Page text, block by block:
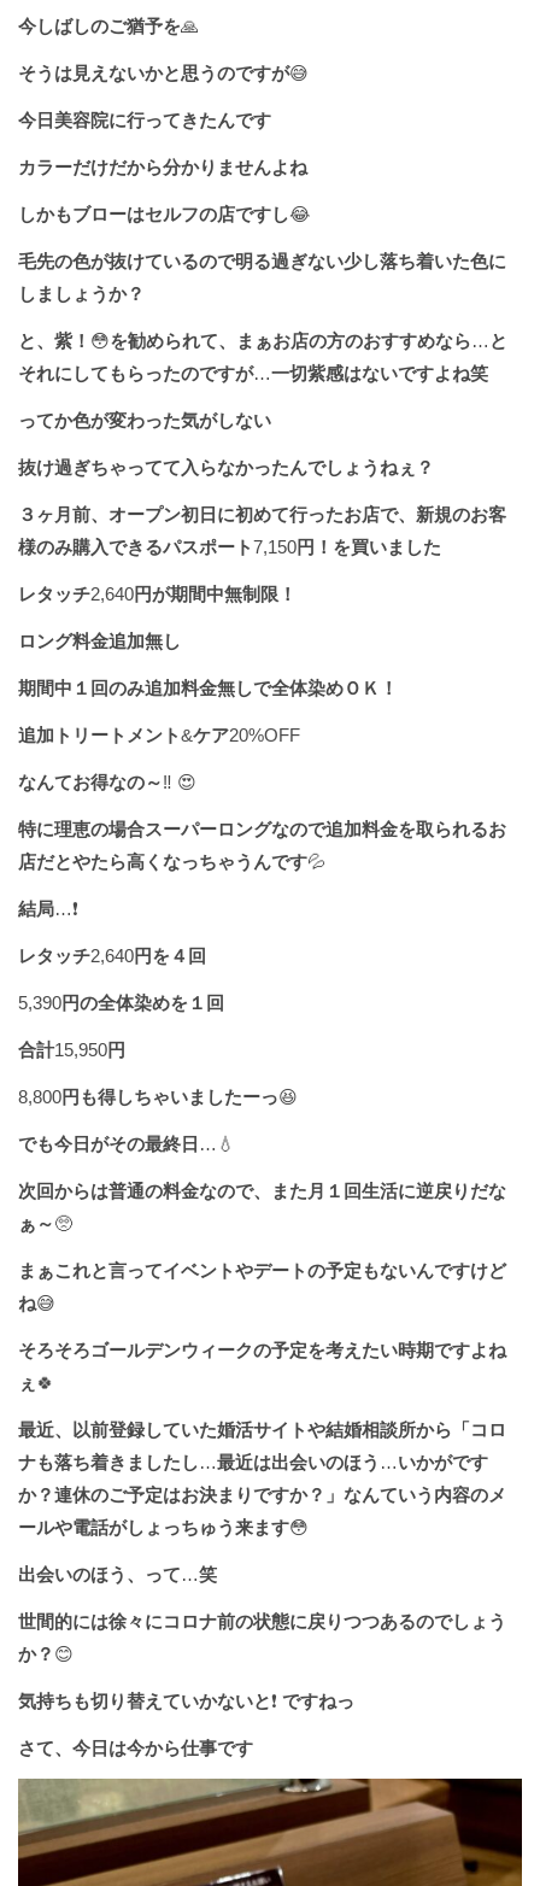
今しばしのご猶予を🙏
そうは見えないかと思うのですが😅
今日美容院に行ってきたんです
カラーだけだから分かりませんよね
しかもブローはセルフの店ですし😂
毛先の色が抜けているので明る過ぎない少し落ち着いた色に
しましょうか？
と、紫！ 😳を勧められて、まぁお店の方のおすすめなら… と
それにしてもらったのですが…一切紫感はないですよね笑
ってか色が変わった気がしない
抜け過ぎちゃってて入らなかったんでしょうねぇ？
３ヶ月前、オープン初日に初めて行ったお店で、新規のお客
様のみ購入できるパスポート7,150円！を買いました
レタッチ2,640円が期間中無制限！
ロング料金追加無し
期間中１回のみ追加料金無しで全体染めＯＫ！
追加トリートメント&ケア20%OFF
なんてお得なの～‼️ 😍
特に理恵の場合スーパーロングなので追加料金を取られるお
店だとやたら高くなっちゃうんです💦
結局…❗️
レタッチ2,640円を４回
5,390円の全体染めを１回
合計15,950円
8,800円も得しちゃいましたーっ😆
でも今日がその最終日 …💧
次回からは普通の料金なので、また月１回生活に逆戻りだな
ぁ～🥺
まぁこれと言ってイベントやデートの予定もないんですけど
ね😅
そろそろゴールデンウィークの予定を考えたい時期ですよね
ぇ 🍀
最近、以前登録していた婚活サイトや結婚相談所から「コロ
ナも落ち着きましたし…最近は出会いのほう …いかがです
か？連休のご予定はお決まりですか？」なんていう内容のメ
ールや電話がしょっちゅう来ます😳
出会いのほう、って…笑
世間的には徐々にコロナ前の状態に戻りつつあるのでしょう
か？ 😊
気持ちも切り替えていかないと❗️ ですねっ
さて、今日は今から仕事です